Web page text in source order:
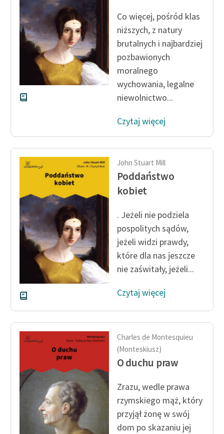
Zespół
Zasady wykorzystania
Wolnych Lektur
Materiały promocyjne
Regulamin biblioteki
Dane fundacji i
sprawozdania finansowe
Informacja o treściach
wrażliwych
Deklaracja dostępności
Co więcej, pośród klas
niższych, z natury
brutalnych i najbardziej
pozbawionych
moralnego
wychowania, legalne
niewolnictwo...
Czytaj więcej
John Stuart Mill
Poddaństwo
kobiet
. Jeżeli nie podziela
pospolitych sądów,
jeżeli widzi prawdy,
które dla nas jeszcze
nie zaświtały, jeżeli...
Czytaj więcej
Charles de Montesquieu
(Monteskiusz)
O duchu praw
Zrazu, wedle prawa
rzymskiego mąż, który
przyjął żonę w swój
dom po skazaniu jej